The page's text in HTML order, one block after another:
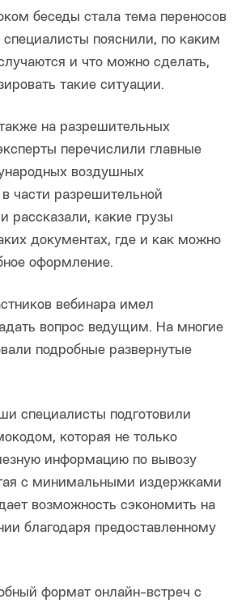
беседы стала тема переносов
пояснили, по каким
и что можно сделать,
такие ситуации.
на разрешительных
перечислили главные
воздушных
части разрешительной
рассказали, какие грузы
документах, где и как можно
оформление.
вебинара имел
вопрос ведущим. На многие
подробные развернутые
специалисты подготовили
которая не только
информацию по вывозу
с минимальными издержками
возможность сэкономить на
благодаря предоставленному
формат онлайн-встреч с